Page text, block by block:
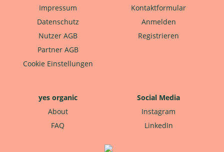
Impressum
Datenschutz
Nutzer AGB
Partner AGB
Cookie Einstellungen
Kontaktformular
Anmelden
Registrieren
yes organic
About
FAQ
Social Media
Instagram
LinkedIn